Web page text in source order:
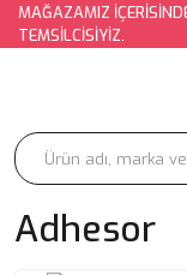
MAĞAZAMIZ
TEMSİLCİSİYİZ.
Adhesor